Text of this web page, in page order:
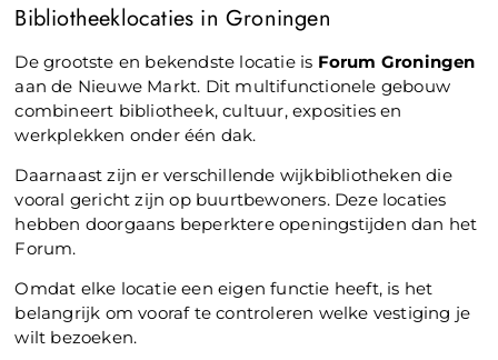
Bibliotheeklocaties in Groningen
De grootste en bekendste locatie is Forum Groningen
aan de Nieuwe Markt. Dit multifunctionele gebouw
combineert bibliotheek, cultuur, exposities en
werkplekken onder één dak.
Daarnaast zijn er verschillende wijkbibliotheken die
vooral gericht zijn op buurtbewoners. Deze locaties
hebben doorgaans beperktere openingstijden dan het
Forum.
Omdat elke locatie een eigen functie heeft, is het
belangrijk om vooraf te controleren welke vestiging je
wilt bezoeken.